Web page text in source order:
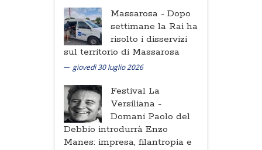
Massarosa - Dopo
settimane la Rai ha
risolto i disservizi
sul territorio di Massarosa
giovedì 30 luglio 2026
Festival La
Versiliana -
Domani Paolo del
Debbio introdurrà Enzo
Manes: impresa, filantropia e